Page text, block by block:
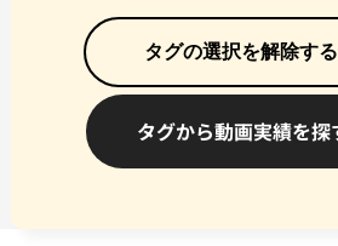
タグの選択を解除する